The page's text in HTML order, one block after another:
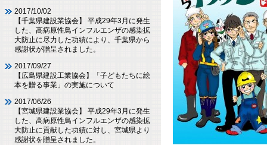
2017/10/02
【千葉県建設業協会】 平成29年3月に発生
した、高病原性鳥インフルエンザの感染拡
大防止に尽力した功績により、千葉県から
感謝状が贈呈されました。
2017/09/27
【広島県建設工業協会】「子どもたちに絵
本を贈る事業」の実施について
2017/06/26
【宮城県建設業協会】 平成29年3月に発生
した、高病原性鳥インフルエンザの感染拡
大防止に貢献した功績に対し、宮城県より
感謝状を贈呈されました。